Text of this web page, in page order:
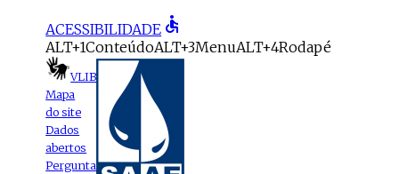
ACESSIBILIDADE accessible
ALT+1ConteúdoALT+3MenuALT+4Rodapé
VLIBRAS
Mapa
do site
Dados
abertos
Perguntas